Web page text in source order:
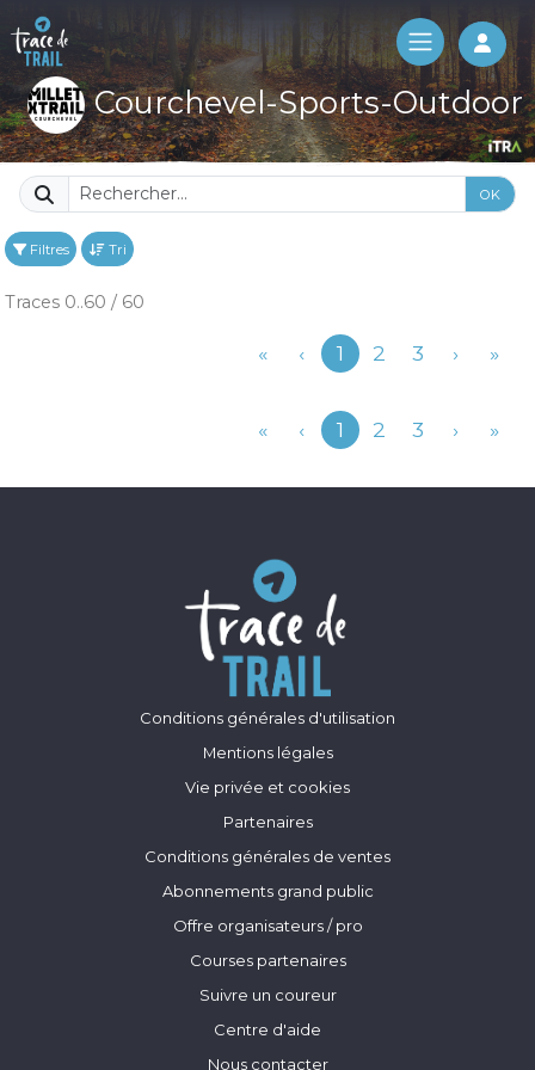
Log
Courchevel-Sports-Outdoor
OK
Filtres Tri
Traces 0..60 / 60
« ‹Précédent
1 2 3 › »
« ‹Précédent
1 2 3 › »
Conditions générales d'utilisation
Mentions légales
Vie privée et cookies
Partenaires
Conditions générales de ventes
Abonnements grand public
Offre organisateurs / pro
Courses partenaires
Suivre un coureur
Centre d'aide
Nous contacter